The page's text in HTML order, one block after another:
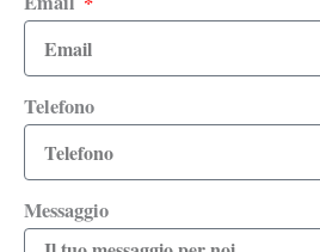
Telefono
Messaggio